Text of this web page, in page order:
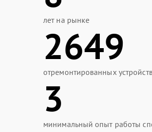
лет на рынке
2649
отремонтированных
3
минимальный опыт работы